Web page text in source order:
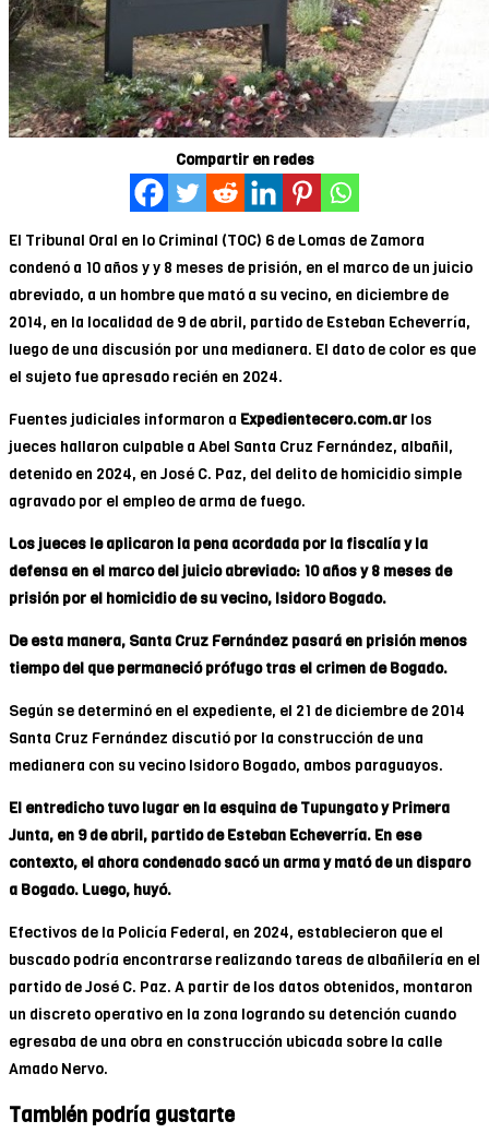
Compartir en redes
El Tribunal Oral en lo Criminal (TOC) 6 de Lomas de Zamora
condenó a 10 años y y 8 meses de prisión, en el marco de un juicio
abreviado, a un hombre que mató a su vecino, en diciembre de
2014, en la localidad de 9 de abril, partido de Esteban Echeverría,
luego de una discusión por una medianera. El dato de color es que
el sujeto fue apresado recién en 2024.
Fuentes judiciales informaron a Expedientecero.com.ar los
jueces hallaron culpable a Abel Santa Cruz Fernández, albañil,
detenido en 2024, en José C. Paz, del delito de homicidio simple
agravado por el empleo de arma de fuego.
Los jueces le aplicaron la pena acordada por la fiscalía y la
defensa en el marco del juicio abreviado: 10 años y 8 meses de
prisión por el homicidio de su vecino, Isidoro Bogado.
De esta manera, Santa Cruz Fernández pasará en prisión menos
tiempo del que permaneció prófugo tras el crimen de Bogado.
Según se determinó en el expediente, el 21 de diciembre de 2014
Santa Cruz Fernández discutió por la construcción de una
medianera con su vecino Isidoro Bogado, ambos paraguayos.
El entredicho tuvo lugar en la esquina de Tupungato y Primera
Junta, en 9 de abril, partido de Esteban Echeverría. En ese
contexto, el ahora condenado sacó un arma y mató de un disparo
a Bogado. Luego, huyó.
Efectivos de la Policía Federal, en 2024, establecieron que el
buscado podría encontrarse realizando tareas de albañilería en el
partido de José C. Paz. A partir de los datos obtenidos, montaron
un discreto operativo en la zona logrando su detención cuando
egresaba de una obra en construcción ubicada sobre la calle
Amado Nervo.
También podría gustarte